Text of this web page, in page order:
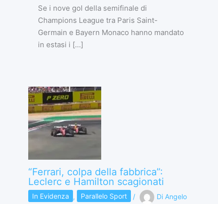
Se i nove gol della semifinale di
Champions League tra Paris Saint-
Germain e Bayern Monaco hanno mandato
in estasi i […]
“Ferrari, colpa della fabbrica”:
Leclerc e Hamilton scagionati
In Evidenza , Parallelo Sport / Di Angelo